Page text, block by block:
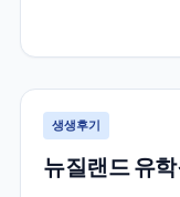
다. 이 학생은 뉴
학생인데, 3개월
이...
생생후기
뉴질랜드 유